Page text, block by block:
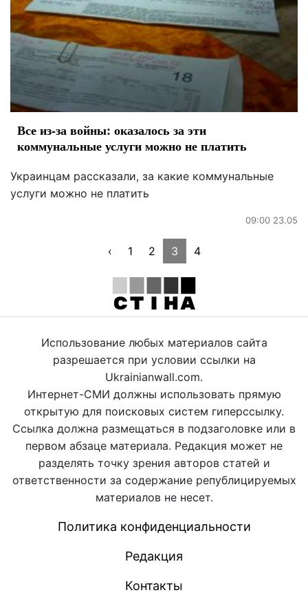
Все из-за войны: оказалось за эти
коммунальные услуги можно не платить
Украинцам рассказали, за какие коммунальные
услуги можно не платить
09:00 23.05
‹ 1 2 3 4
Использование любых материалов сайта
разрешается при условии ссылки на
Ukrainianwall.com.
Интернет-СМИ должны использовать прямую
открытую для поисковых систем гиперссылку.
Ссылка должна размещаться в подзаголовке или в
первом абзаце материала. Редакция может не
разделять точку зрения авторов статей и
ответственности за содержание републицируемых
материалов не несет.
Политика конфиденциальности
Редакция
Контакты